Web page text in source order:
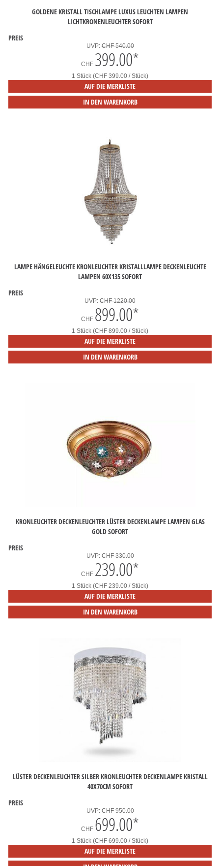
GOLDENE KRISTALL TISCHLAMPE LUXUS LEUCHTEN LAMPEN
LICHTKRONENLEUCHTER SOFORT
PREIS
UVP:CHF 540.00
CHF 399.00*
1 Stück (CHF 399.00 / Stück)
AUF DIE MERKLISTE
IN DEN WARENKORB
LAMPE HÄNGELEUCHTE KRONLEUCHTER KRISTALLLAMPE DECKENLEUCHTE
LAMPEN 60X135 SOFORT
PREIS
UVP: CHF 1220.00
CHF 899.00*
1 Stück (CHF 899.00 / Stück)
AUF DIE MERKLISTE
IN DEN WARENKORB
KRONLEUCHTER DECKENLEUCHTER LÜSTER DECKENLAMPE LAMPEN GLAS
GOLD SOFORT
PREIS
UVP:CHF 330.00
CHF 239.00*
1 Stück (CHF 239.00 / Stück)
AUF DIE MERKLISTE
IN DEN WARENKORB
LÜSTER DECKENLEUCHTER SILBER KRONLEUCHTER DECKENLAMPE KRISTALL
40X70CM SOFORT
PREIS
UVP:CHF 950.00
CHF 699.00*
1 Stück (CHF 699.00 / Stück)
AUF DIE MERKLISTE